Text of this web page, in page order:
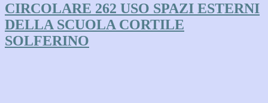
CIRCOLARE 262 USO SPAZI ESTERNI
DELLA SCUOLA CORTILE
SOLFERINO